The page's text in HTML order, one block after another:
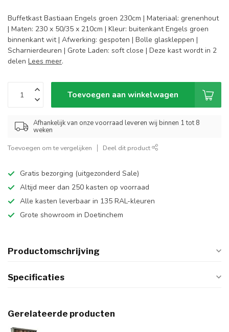
Buffetkast Bastiaan Engels groen 230cm | Materiaal: grenenhout
| Maten: 230 x 50/35 x 210cm | Kleur: buitenkant Engels groen
binnenkant wit | Afwerking: gespoten | Bolle glaskleppen |
Scharnierdeuren | Grote Laden: soft close | Deze kast wordt in 2
delen Lees meer.
Toevoegen aan winkelwagen
Afhankelijk van onze voorraad leveren wij binnen 1 tot 8
weken
Toevoegen om te vergelijken Deel dit product
Gratis bezorging (uitgezonderd Sale)
Altijd meer dan 250 kasten op voorraad
Alle kasten leverbaar in 135 RAL-kleuren
Grote showroom in Doetinchem
Productomschrijving
Specificaties
Gerelateerde producten